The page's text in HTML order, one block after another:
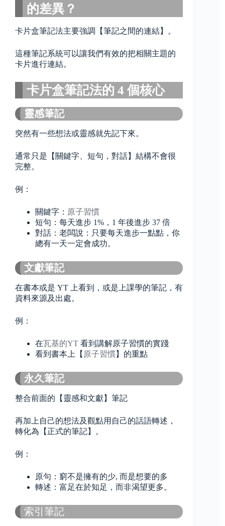
的差異？
卡片盒筆記法主要強調【筆記之間的連結】。
這種筆記系統可以讓我們有效的把相關主題的
卡片進行連結。
卡片盒筆記法的 4 個核心
靈感筆記
突然有一些想法或靈感就先記下來。
通常只是【關鍵字、短句，對話】結構不會很
完整。
例：
關鍵字： 原子習慣
短句：每天進步 1%，1 年後進步 37 倍
對話：老闆說：只要每天進步一點點，你
總有一天一定會成功。
文獻筆記
在書本或是 YT 上看到，或是上課學的筆記，有
資料來源及出處。
例：
在瓦基的YT 看到講解原子習慣的實踐
看到書本上【 原子習慣】的重點
永久筆記
整合前面的【靈感和文獻】筆記
再加上自己的想法及觀點用自己的話語轉述，
轉化為【正式的筆記】。
例：
原句：窮不是擁有的少, 而是想要的多
轉述：富足在於知足，而非渴望更多。
索引筆記